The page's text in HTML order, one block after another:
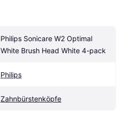
Philips Sonicare W2 Optimal
White Brush Head White 4-pack
Philips
Zahnbürstenköpfe